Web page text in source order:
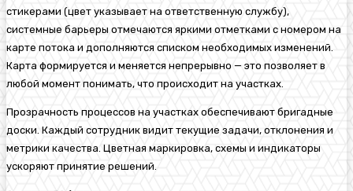
стикерами (цвет указывает на ответственную службу),
системные барьеры отмечаются яркими отметками с номером на
карте потока и дополняются списком необходимых изменений.
Карта формируется и меняется непрерывно — это позволяет в
любой момент понимать, что происходит на участках.
Прозрачность процессов на участках обеспечивают бригадные
доски. Каждый сотрудник видит текущие задачи, отклонения и
метрики качества. Цветная маркировка, схемы и индикаторы
ускоряют принятие решений.